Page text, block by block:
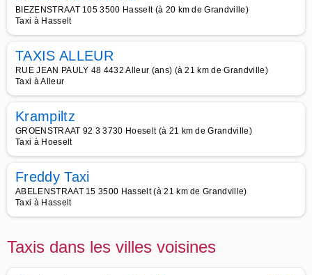
BIEZENSTRAAT 105 3500 Hasselt (à 20 km de Grandville)
Taxi à Hasselt
TAXIS ALLEUR
RUE JEAN PAULY 48 4432 Alleur (ans) (à 21 km de Grandville)
Taxi à Alleur
Krampiltz
GROENSTRAAT 92 3 3730 Hoeselt (à 21 km de Grandville)
Taxi à Hoeselt
Freddy Taxi
ABELENSTRAAT 15 3500 Hasselt (à 21 km de Grandville)
Taxi à Hasselt
Taxis dans les villes voisines